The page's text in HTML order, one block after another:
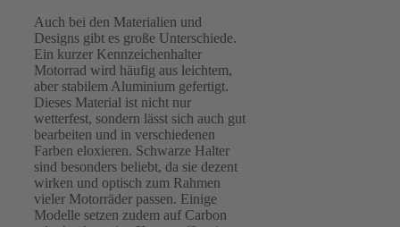
Auch bei den Materialien und
Designs gibt es große Unterschiede.
Ein kurzer Kennzeichenhalter
Motorrad wird häufig aus leichtem,
aber stabilem Aluminium gefertigt.
Dieses Material ist nicht nur
wetterfest, sondern lässt sich auch gut
bearbeiten und in verschiedenen
Farben eloxieren. Schwarze Halter
sind besonders beliebt, da sie dezent
wirken und optisch zum Rahmen
vieler Motorräder passen. Einige
Modelle setzen zudem auf Carbon